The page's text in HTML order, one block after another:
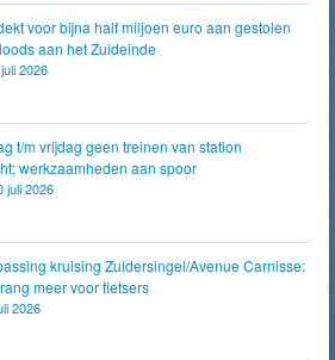
voor bijna half miljoen euro aan gestolen
aan het Zuideinde
2026
t/m vrijdag geen treinen van station
werkzaamheden aan spoor
juli 2026
kruising Zuidersingel/Avenue Carnisse:
meer voor fietsers
2026